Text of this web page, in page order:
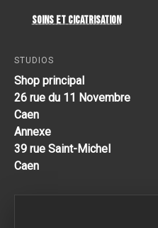
Soins et cicatrisation
STUDIOS
Shop principal
26 rue du 11 Novembre
Caen
Annexe
39 rue Saint-Michel
Caen